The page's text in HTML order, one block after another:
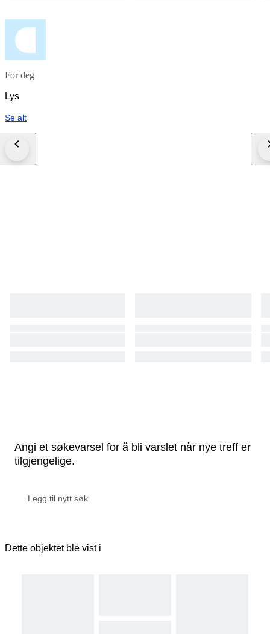
For deg
Lys
Se alt
Angi et søkevarsel for å bli varslet når nye treff er
tilgjengelige.
Dette objektet ble vist i